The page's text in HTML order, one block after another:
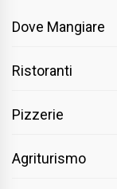
Dove Mangiare
Ristoranti
Pizzerie
Agriturismo